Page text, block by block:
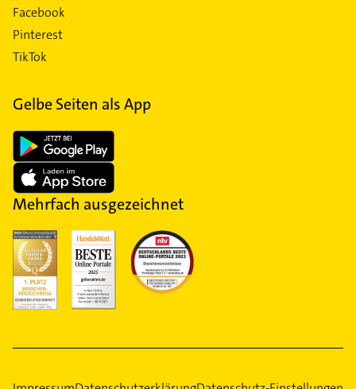
Facebook
Pinterest
TikTok
Gelbe Seiten als App
Mehrfach ausgezeichnet